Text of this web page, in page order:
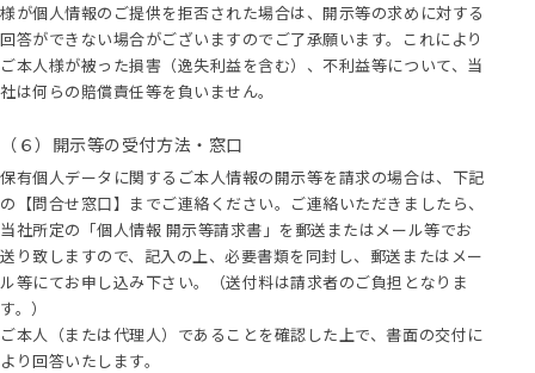
様が個人情報のご提供を拒否された場合は、開示等の求めに対する
回答ができない場合がございますのでご了承願います。これにより
ご本人様が被った損害（逸失利益を含む）、不利益等について、当
社は何らの賠償責任等を負いません。
（６）開示等の受付方法・窓口
保有個人データに関するご本人情報の開示等を請求の場合は、下記
の【問合せ窓口】までご連絡ください。ご連絡いただきましたら、
当社所定の「個人情報 開示等請求書」を郵送またはメール等でお
送り致しますので、記入の上、必要書類を同封し、郵送またはメー
ル等にてお申し込み下さい。（送付料は請求者のご負担となりま
す。）
ご本人（または代理人）であることを確認した上で、書面の交付に
より回答いたします。